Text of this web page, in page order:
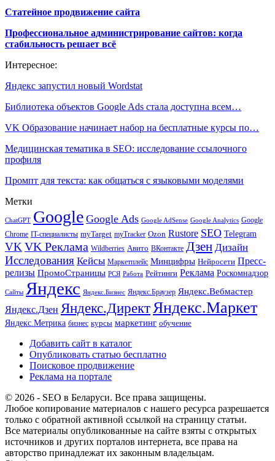
Статейное продвижение сайта
Профессиональное администрирование сайтов: когда
стабильность решает всё
Интересное:
Яндекс запустил новый Wordstat
Библиотека объектов Google Ads стала доступна всем…
VK Образование начинает набор на бесплатные курсы по…
Медицинская тематика в SEO: исследование ссылочного
профиля
Промпт для текста: как общаться с языковыми моделями
Метки
ChatGPT Google Google Ads Google AdSense Google Analytics Google
Chrome IT-специалисты myTarget myTracker Ozon Rustore SEO Telegram
VK VK Реклама Wildberries Авито ВКонтакте Дзен Дизайн
Исследования Кейсы Маркетплейс Минцифры Нейросети Пресс-
релизы ПромоСтраницы РСЯ Работа Рейтинги Реклама Роскомнадзор
Сайты Яндекс Яндекс.Бизнес Яндекс.Браузер Яндекс.Вебмастер
Яндекс.Дзен Яндекс.ДиректЯндекс.Маркет
Яндекс.Метрика бизнес курсы маркетинг обучение
Добавить сайт в каталог
Опубликовать статью бесплатно
Поисковое продвижение
Реклама на портале
© 2026 - SEO в Беларуси. Все права защищены.
Любое копирование материалов с нашего ресурса разрешается
только с обратной активной ссылкой на страницу статьи.
Все материалы опубликованные на сайте взяты с открытых
источников и других порталов интернета, все права на
авторство принадлежат их законным владельцам.